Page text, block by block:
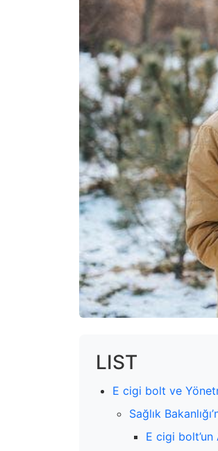
LIST
E cigi bolt ve
Sağlık
E cigi bolt’un